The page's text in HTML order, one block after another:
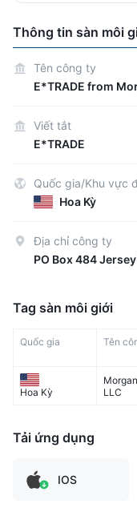
Thông tin sàn môi
Tên công ty
E*TRADE from
Viết tắt
E*TRADE
Quốc gia/Khu vực
Hoa Kỳ
Địa chỉ công ty
PO Box 484
Tag sàn môi giới
Quốc gia Tên
Hoa Kỳ
LLC
Tải ứng dụng
IOS